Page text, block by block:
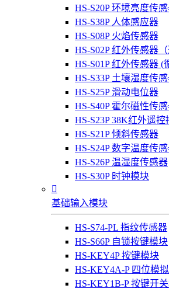
HS-S20P 环境亮度传
HS-S38P 人体感应器
HS-S08P 火焰传感器
HS-S02P 红外传感器（
HS-S01P 红外传感器 (
HS-S33P 土壤湿度传
HS-S25P 滑动电位器
HS-S40P 霍尔磁性传
HS-S23P 38K红外遥
HS-S21P 倾斜传感器
HS-S24P 数字温度传
HS-S26P 温湿度传感器
HS-S30P 时钟模块

基础输入模块
HS-S74-PL 指纹传感器
HS-S66P 自锁按键模块
HS-KEY4P 按键模块
HS-KEY4A-P 四位模
HS-KEY1B-P 按键开